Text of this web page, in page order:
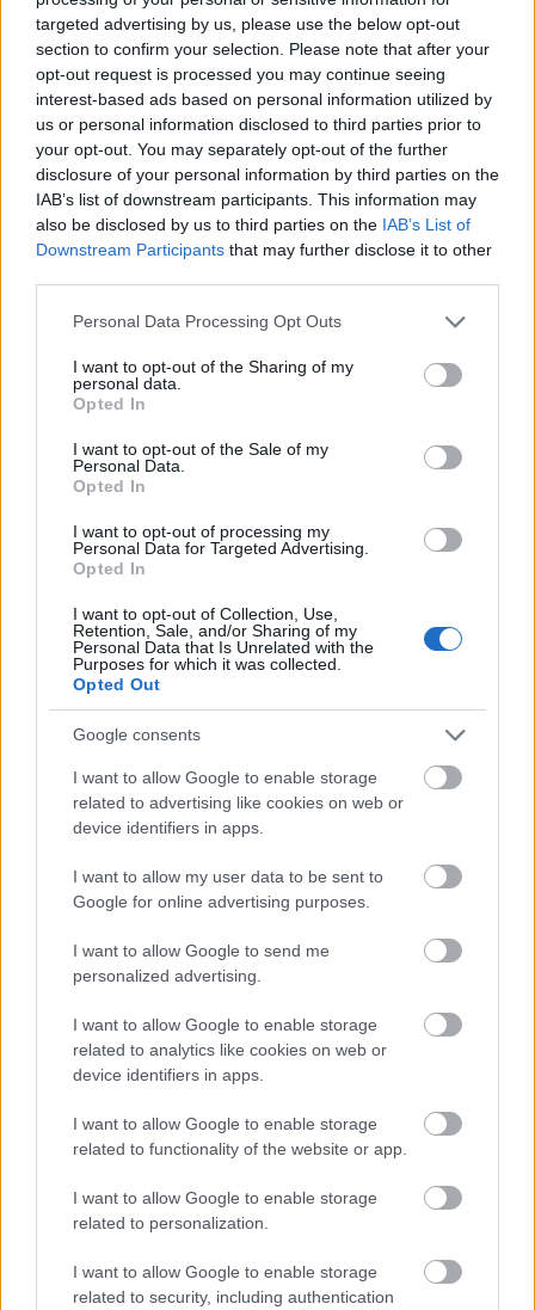
targeted advertising by us, please use the below opt-out
section to confirm your selection. Please note that after your
opt-out request is processed you may continue seeing
interest-based ads based on personal information utilized by
us or personal information disclosed to third parties prior to
your opt-out. You may separately opt-out of the further
disclosure of your personal information by third parties on the
IAB’s list of downstream participants. This information may
also be disclosed by us to third parties on the IAB’s List of
Downstream Participants that may further disclose it to other
Please note that this website/app uses one or more Google
not limited to your visit or usage behaviour. You may click to
grant or deny consent to Google and its third-party tags to
use your data for below specified purposes in below Google
consent section.
Personal Data Processing Opt Outs
I want to opt-out of the Sharing of my
personal data.
Opted In
I want to opt-out of the Sale of my
Personal Data.
Opted In
I want to opt-out of processing my
Personal Data for Targeted Advertising.
Opted In
I want to opt-out of Collection, Use,
Retention, Sale, and/or Sharing of my
Personal Data that Is Unrelated with the
Purposes for which it was collected.
Opted Out
Google consents
I want to allow Google to enable storage
related to advertising like cookies on web or
device identifiers in apps.
I want to allow my user data to be sent to
Google for online advertising purposes.
I want to allow Google to send me
personalized advertising.
I want to allow Google to enable storage
related to analytics like cookies on web or
device identifiers in apps.
I want to allow Google to enable storage
related to functionality of the website or app.
I want to allow Google to enable storage
related to personalization.
I want to allow Google to enable storage
related to security, including authentication
statisztika szerint mostanáig csaknem 4
millió jegyet adott el, és a jegybevételből,
valamint a Knut nevével fémjelzett
emléktárgyak eladásából, filmes és egyéb
jogokból milliós nagyságrendű haszonra tett
szert.
Az igazsághoz hozzátartozik, hogy az elmúlt
időszakban megcsappant az érdeklődés a
berlini kedvenc iránt, akit már a rajta
meggazdagodott állatkerti hatóságok sem
részesítettek annyi kiváltságban, mint
korábban. Knutot tavaly ősszel három
idősebb nőstény jegesmedvével–
köztük az
anyjával, Toscával
meglehetős ellenszenvvel fogadták, és azóta
sem békültek meg vele.
Mindennek kapcsán állatvédők máris élesen
bírálták a Knutért felelős hatóságokat és
vizsgálatot követeltek.
Forrás:Klubrádió
Németország Gyász
SZAVAKKAL FESTENI
„AZ EMBERT EMBERRÉ TETTE…” – VASÁRNAP
ZÁRT A DOMBOS FEST